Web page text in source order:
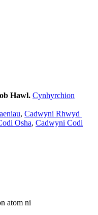
Hawl. Cynhyrchion
, Cadwyni Rhwyd ​​
Osha, Cadwyni Codi
atom ni